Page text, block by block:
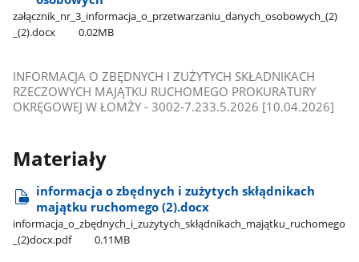
załącznik​_nr​_3​_informacja​_o​_przetwarzaniu​_danych​_osobowych​_(2)​
_(2).docx
0.02MB
INFORMACJA O ZBĘDNYCH I ZUŻYTYCH SKŁADNIKACH
RZECZOWYCH MAJĄTKU RUCHOMEGO PROKURATURY
OKRĘGOWEJ W ŁOMŻY - 3002-7.233.5.2026 [10.04.2026]
Materiały
informacja o zbędnych i zużytych skłądnikach
majątku ruchomego (2).docx
informacja​_o​_zbędnych​_i​_zużytych​_skłądnikach​_majątku​_ruchomego​
_(2)docx.pdf
0.11MB